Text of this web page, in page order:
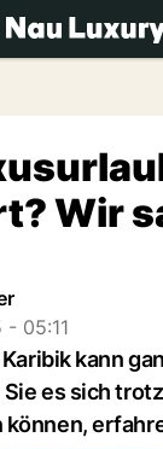
Wir
05:11
kann
es sich